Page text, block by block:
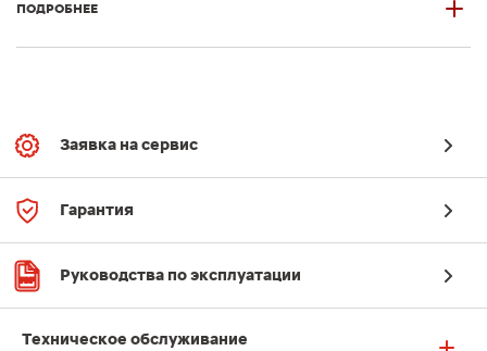
ПОДРОБНЕЕ
Заявка на сервис
Гарантия
Руководства по эксплуатации
Техническое обслуживание